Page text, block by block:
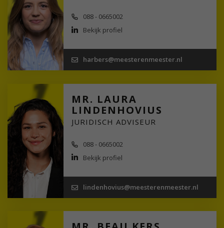
088 - 0665002
Bekijk profiel
harbers@meesterenmeester.nl
MR. LAURA
LINDENHOVIUS
JURIDISCH ADVISEUR
088 - 0665002
Bekijk profiel
lindenhovius@meesterenmeester.nl